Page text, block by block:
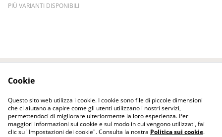
PIÙ VARIANTI DISPONIBILI
Informativa sulla
privacy
Politica sui Cookie
Cookie
Questo sito web utilizza i cookie. I cookie sono file di piccole dimensioni
che ci aiutano a capire come gli utenti utilizzano i nostri servizi,
permettendoci di migliorare ulteriormente la loro esperienza. Per
maggiori informazioni sui cookie e sul modo in cui vengono utilizzati, fai
clic su "Impostazioni dei cookie". Consulta la nostra Politica sui cookie.